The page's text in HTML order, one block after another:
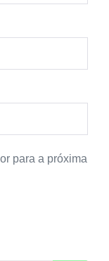
para a próxima